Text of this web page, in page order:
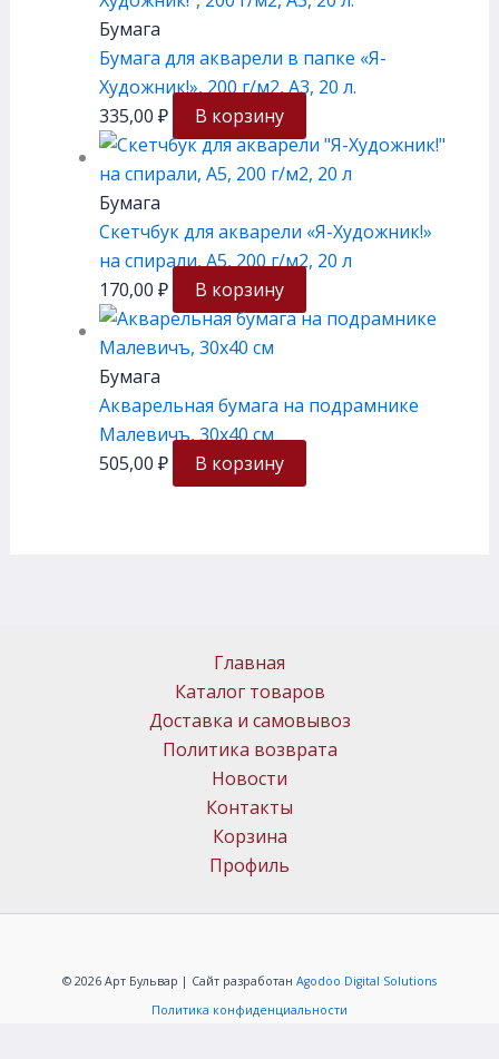
Бумага
Бумага для акварели в папке «Я-
Художник!», 200 г/м2, А3, 20 л.
335,00 ₽ В корзину
Бумага
Скетчбук для акварели «Я-Художник!»
на спирали, А5, 200 г/м2, 20 л
170,00 ₽ В корзину
Бумага
Акварельная бумага на подрамнике
Малевичъ, 30х40 см
505,00 ₽ В корзину
Главная
Каталог товаров
Доставка и самовывоз
Политика возврата
Новости
Контакты
Корзина
Профиль
© 2026 Арт Бульвар | Сайт разработан Agodoo Digital Solutions
Политика конфиденциальности